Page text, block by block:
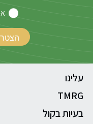
עלינו
TMRG
בעיות בקול